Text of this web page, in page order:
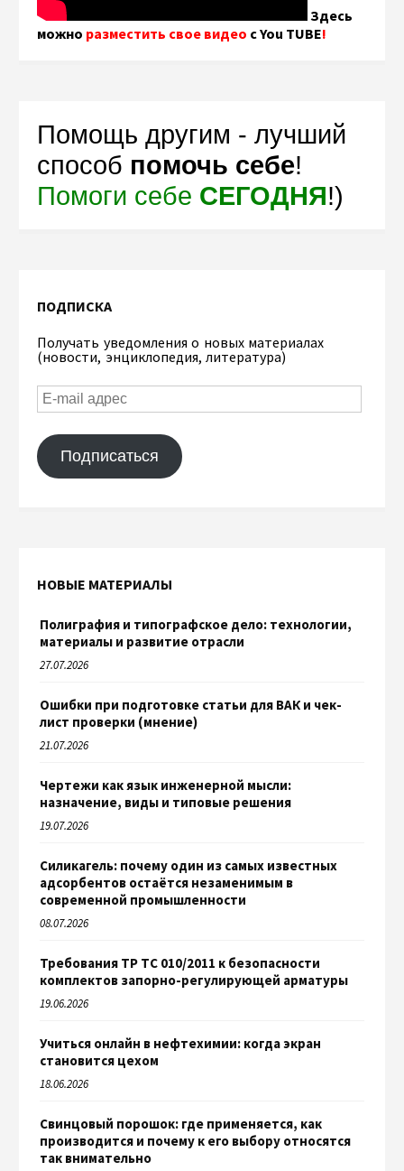
Здесь
можно разместить свое видео с You TUBE!
Помощь другим - лучший
способ помочь себе!
Помоги себе СЕГОДНЯ!)
ПОДПИСКА
Получать уведомления о новых материалах
(новости, энциклопедия, литература)
Подписаться
НОВЫЕ МАТЕРИАЛЫ
Полиграфия и типографское дело: технологии,
материалы и развитие отрасли
27.07.2026
Ошибки при подготовке статьи для ВАК и чек-
лист проверки (мнение)
21.07.2026
Чертежи как язык инженерной мысли:
назначение, виды и типовые решения
19.07.2026
Силикагель: почему один из самых известных
адсорбентов остаётся незаменимым в
современной промышленности
08.07.2026
Требования ТР ТС 010/2011 к безопасности
комплектов запорно-регулирующей арматуры
19.06.2026
Учиться онлайн в нефтехимии: когда экран
становится цехом
18.06.2026
Свинцовый порошок: где применяется, как
производится и почему к его выбору относятся
так внимательно